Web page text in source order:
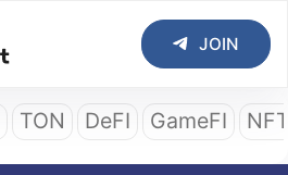
JOIN
TON DeFI GameFI